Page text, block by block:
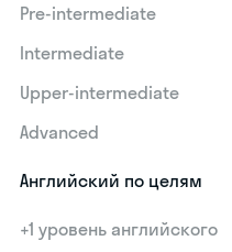
Pre-intermediate
Intermediate
Upper-intermediate
Advanced
Английский по целям
+1 уровень английского